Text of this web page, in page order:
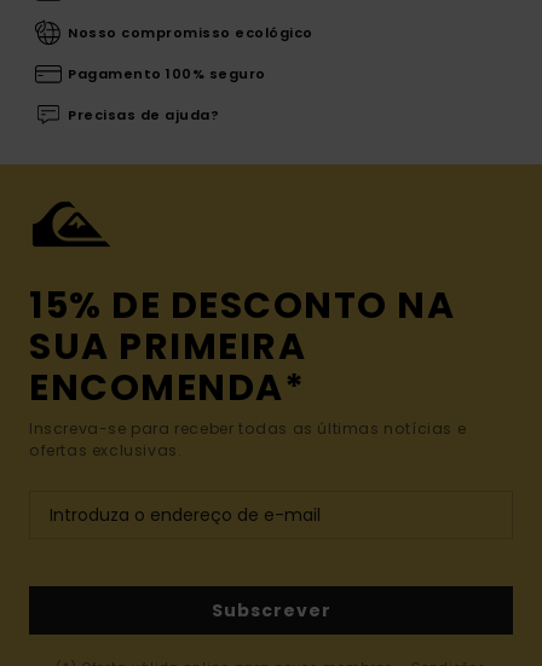
Nosso compromisso ecológico
Pagamento 100% seguro
Precisas de ajuda?
15% DE DESCONTO NA
SUA PRIMEIRA
ENCOMENDA*
Inscreva-se para receber todas as últimas notícias e
ofertas exclusivas.
Subscrever